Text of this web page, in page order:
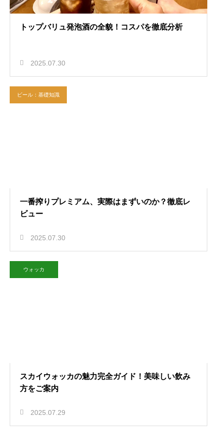
トップバリュ発泡酒の全貌！コスパを徹底分析
2025.07.30
ビール：基礎知識
一番搾りプレミアム、実際はまずいのか？徹底レ
ビュー
2025.07.30
ウォッカ
スカイウォッカの魅力完全ガイド！美味しい飲み
方をご案内
2025.07.29